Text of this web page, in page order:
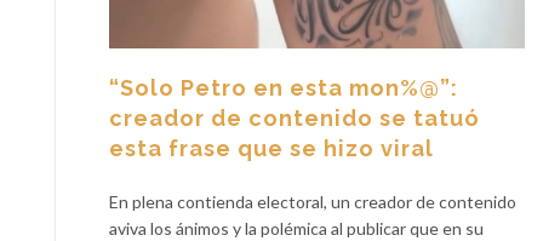
“Solo Petro en esta mon%@”:
creador de contenido se tatuó
esta frase que se hizo viral
En plena contienda electoral, un creador de contenido
aviva los ánimos y la polémica al publicar que en su